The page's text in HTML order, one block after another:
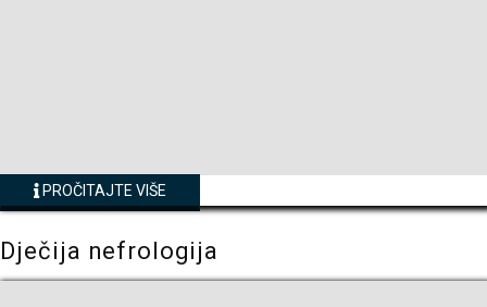
PROČITAJTE VIŠE
Dječija nefrologija